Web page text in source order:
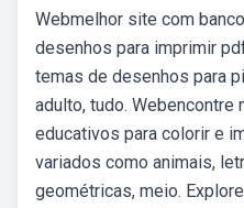
Webmelhor site com
desenhos para imprimir
temas de desenhos para
adulto, tudo. Webencontre
educativos para colorir e
variados como animais,
geométricas, meio.